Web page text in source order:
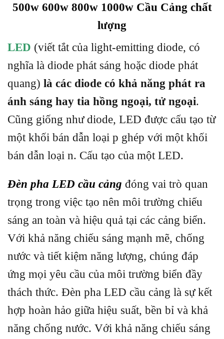
500w 600w 800w 1000w Cầu Cảng chất
lượng
LED (viết tắt của light-emitting diode, có
nghĩa là diode phát sáng hoặc diode phát
quang) là các diode có khả năng phát ra
ánh sáng hay tia hồng ngoại, tử ngoại.
Cũng giống như diode, LED được cấu tạo từ
một khối bán dẫn loại p ghép với một khối
bán dẫn loại n. Cấu tạo của một LED.
Đèn pha LED cầu cảng đóng vai trò quan
trọng trong việc tạo nên môi trường chiếu
sáng an toàn và hiệu quả tại các cảng biển.
Với khả năng chiếu sáng mạnh mẽ, chống
nước và tiết kiệm năng lượng, chúng đáp
ứng mọi yêu cầu của môi trường biển đầy
thách thức. Đèn pha LED cầu cảng là sự kết
hợp hoàn hảo giữa hiệu suất, bền bỉ và khả
năng chống nước. Với khả năng chiếu sáng